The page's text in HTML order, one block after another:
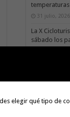
temperaturas
31 julio, 2026
La X
sábado los
Valle Gran
El II torneo
elegir qué tipo de